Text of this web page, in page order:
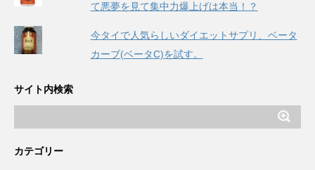
て悪夢を見て集中力爆上げは本当！？
今タイで人気らしいダイエットサプリ、ベータ
カーブ(ベータC)を試す。
サイト内検索
カテゴリー